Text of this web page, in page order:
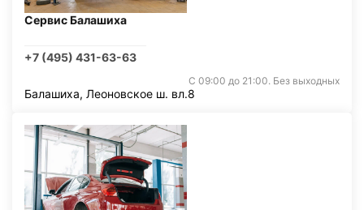
Сервис Балашиха
+7 (495) 431-63-63
С 09:00 до 21:00. Без выходных
Балашиха, Леоновское ш. вл.8